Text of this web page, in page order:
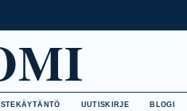
UUTISKIRJE BLOGI